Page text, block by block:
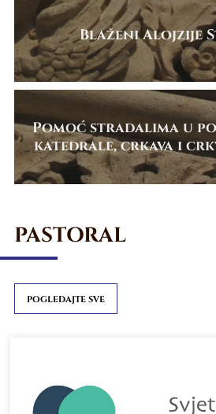
Blaženi Alojzije
Pomoć stradalima u
katedrale, crkava i
PASTORAL
POGLEDAJTE SVE